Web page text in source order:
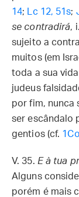
14; Lc 12, 51s;
se contradirá,
sujeito a
muitos (em
toda a sua
judeus
por fim, nunca
ser escândalo
gentios (cf.
V. 35. E à tua
Alguns
porém é mais